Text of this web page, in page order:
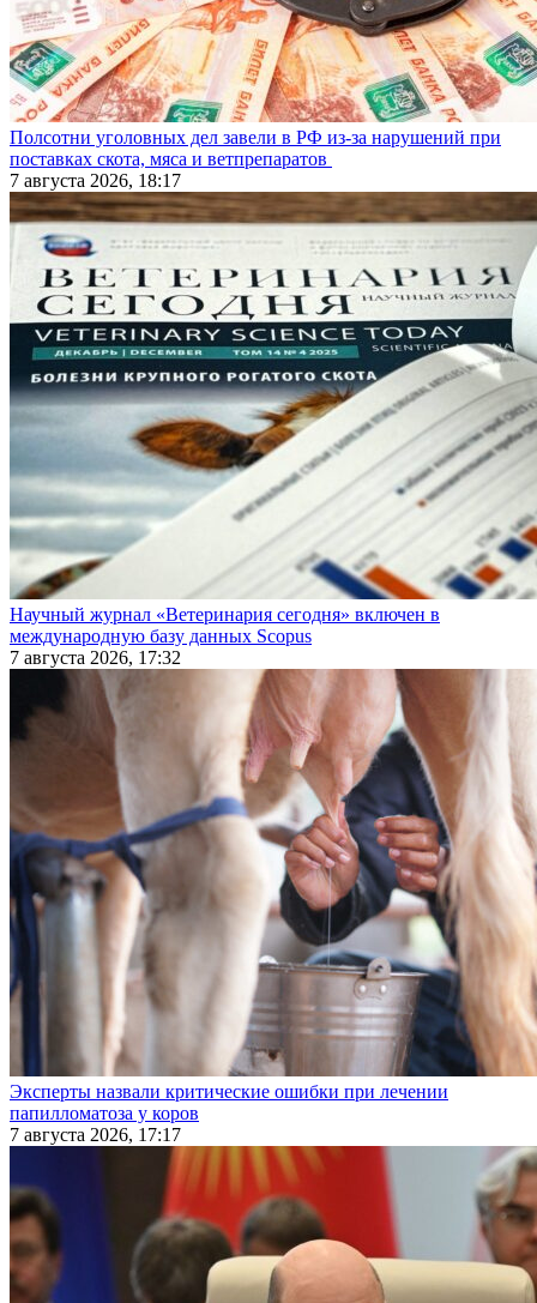
Полсотни уголовных дел завели в РФ из-за нарушений при
поставках скота, мяса и ветпрепаратов
7 августа 2026, 18:17
Научный журнал «Ветеринария сегодня» включен в
международную базу данных Scopus
7 августа 2026, 17:32
Эксперты назвали критические ошибки при лечении
папилломатоза у коров
7 августа 2026, 17:17